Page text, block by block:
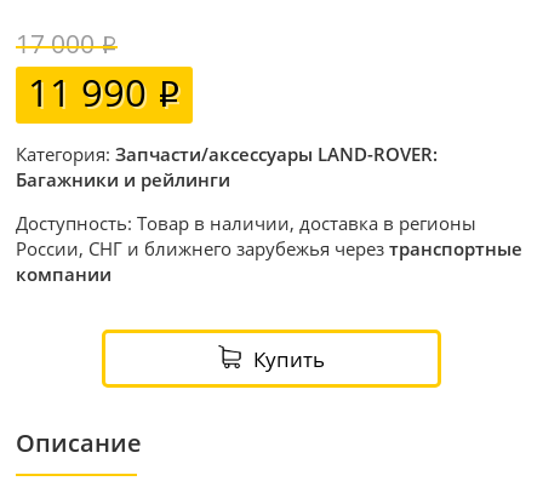
17 000
11 990
Категория:Запчасти/аксессуары LAND-ROVER:
Багажники и рейлинги
Доступность: Товар в наличии, доставка в регионы
России, СНГ и ближнего зарубежья черезтранспортные
компании
Купить
Описание